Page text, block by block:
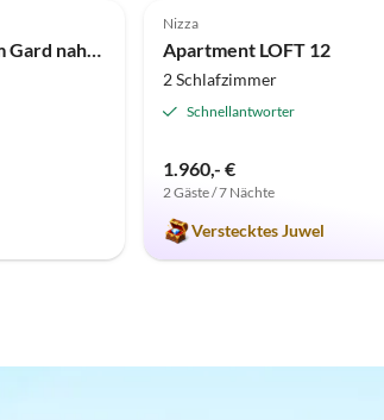
Ferienhaus Steinhaus im Gard nahe Valbonne-Wald
Nizza
Apartment LOFT 12
2 Schlafzimmer
Schnellantworter
1.960,- €
2 Gäste / 7 Nächte
Verstecktes Juwel